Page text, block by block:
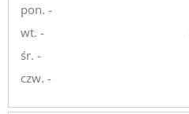
pon. -
wt. -
śr. -
czw. -